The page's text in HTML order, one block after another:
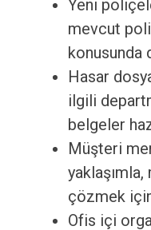
Yeni
mevcut
konusunda
Hasar
ilgili
belgeler
Müşteri
çözmek
Ofis içi